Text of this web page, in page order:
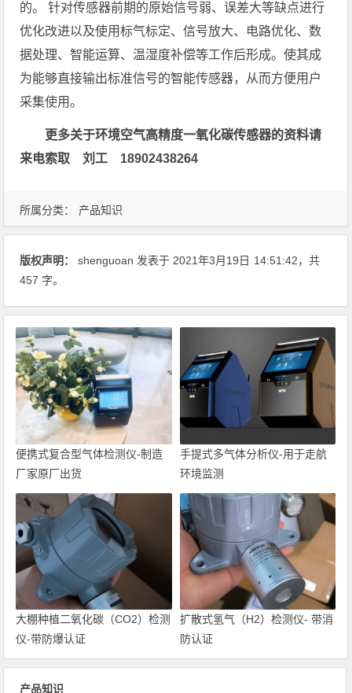
的。 针对传感器前期的原始信号弱、误差大等缺点进行
优化改进以及使用标气标定、信号放大、电路优化、数
据处理、智能运算、温湿度补偿等工作后形成。使其成
为能够直接输出标准信号的智能传感器，从而方便用户
采集使用。
更多关于环境空气高精度一氧化碳传感器的资料请
来电索取 刘工 18902438264
所属分类： 产品知识
版权声明： shenguoan 发表于 2021年3月19日 14:51:42，共
457 字。
便携式复合型气体检测仪-制造
厂家原厂出货
手提式多气体分析仪-用于走航
环境监测
大棚种植二氧化碳（CO2）检测
仪-带防爆认证
扩散式氢气（H2）检测仪- 带消
防认证
产品知识